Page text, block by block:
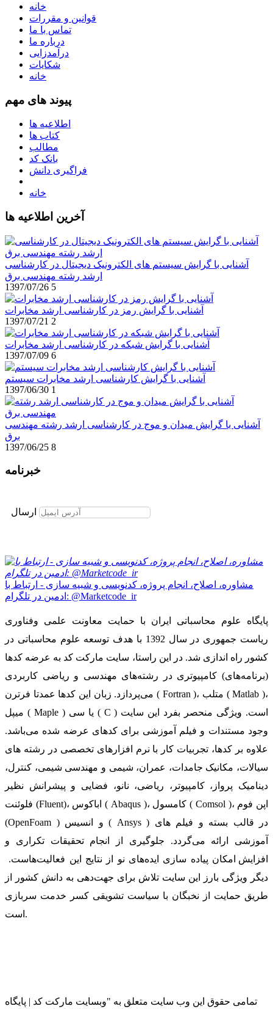
خانه
قوانین و مقررات
تماس با ما
درباره ما
درآمدزایی
شکایات
خانه
پیوند های مهم
اطلاعیه ها
کتاب ها
مطالب
بانک کد
فراگیری دانش
خانه
آخرین اطلاعیه ها
آشنایی با گرایش سیستم های الکترونیک دیجیتال در کارشناسی
ارشد رشته مهندسی برق
1397/07/26 5
آشنایی با گرایش رمز در کارشناسی ارشد مخابرات
1397/07/21 2
آشنایی با گرایش شبکه در کارشناسی ارشد مخابرات
1397/07/09 6
آشنایی با گرایش کارشناسی ارشد مخابرات سیستم
1397/06/30 1
آشنایی با گرایش میدان و موج در کارشناسی ارشد رشته مهندسی
برق
1397/06/25 8
خبرنامه
ارسال
مشاوره، اصلاح، انجام پروژه، کدنویسی و شبیه سازی - ارتباط با
ادمین در تلگرام: @Marketcode_ir
پایگاه علوم محاسباتی ایران با حمایت معاونت علمی وفناوری
ریاست جمهوری در سال 1392 با هدف توسعه علوم محاسباتی در
کشور راه اندازی شد. در این راستا، سایت مارکت کد به عرضه کدها
(برنامه‌های) کامپیوتری در رشته‌های مهندسی و ریاضی کاربردی
می‌پردازد. زبان این کدها عمدتا فرترن ( Fortran )، متلب ( Matlab )،
میپل ( Maple ) یا سی ( C ) است. ویژگی منحصر بفرد این سایت
وجود مستندات و فیلم آموزشی برای کدهای عرضه شده می‌باشد.
علاوه بر کدها، تجربیات کار با نرم افزارهای تخصصی در رشته های
سیالات، مکانیک جامدات، عمران، شیمی و مهندسی شیمی، کنترل،
دینامیک پرواز، کامپیوتر، ریاضی، نانو، فضایی و پیشرانش نظیر
فلوئنت (Fluent)، اباکوس ( Abaqus )، کامسول ( Comsol )، اپن فوم
(OpenFoam ) و انسیس ( Ansys ) در قالب بسته‌ و فیلم های
آموزشی ارائه می‌گردد. جلوگیری از انجام تحقیقات تکراری و
افزایش امکان پیاده سازی ایده‌های نو از نتایج این فعالیت‌هاست.
دیگر ویژگی بارز این سایت تلاش برای جهت‌دهی به دانش کشور از
طریق حمایت از نخبگان با سیاست تشویقی کسر خدمت سربازی
است.
تمامی حقوق این وب سایت متعلق به "وبسایت مارکت کد | پایگاه